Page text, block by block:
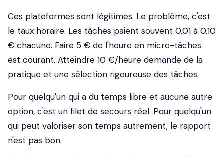
Ces plateformes sont légitimes. Le problème, c'est
le taux horaire. Les tâches paient souvent 0,01 à 0,10
€ chacune. Faire 5 € de l'heure en micro-tâches
est courant. Atteindre 10 €/heure demande de la
pratique et une sélection rigoureuse des tâches.
Pour quelqu'un qui a du temps libre et aucune autre
option, c'est un filet de secours réel. Pour quelqu'un
qui peut valoriser son temps autrement, le rapport
n'est pas bon.